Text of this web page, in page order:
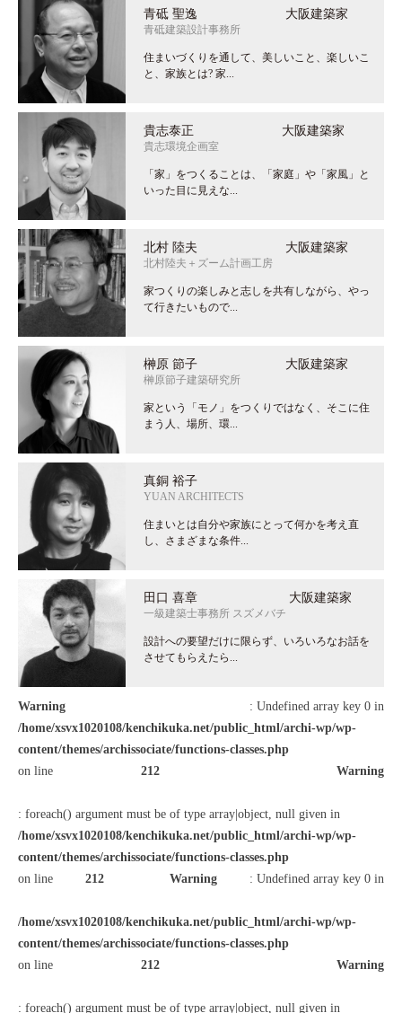
青砥 聖逸 大阪建築家
青砥建築設計事務所
住まいづくりを通して、美しいこと、楽しいこ
と、家族とは? 家...
貴志泰正 大阪建築家
貴志環境企画室
「家」をつくることは、「家庭」や「家風」と
いった目に見えな...
北村 陸夫 大阪建築家
北村陸夫＋ズーム計画工房
家つくりの楽しみと志しを共有しながら、やっ
て行きたいもので...
榊原 節子 大阪建築家
榊原節子建築研究所
家という「モノ」をつくりではなく、そこに住
まう人、場所、環...
真銅 裕子
YUAN ARCHITECTS
住まいとは自分や家族にとって何かを考え直
し、さまざまな条件...
田口 喜章 大阪建築家
一級建築士事務所 スズメバチ
設計への要望だけに限らず、いろいろなお話を
させてもらえたら...
Warning
: Undefined array key 0 in
/home/xsvx1020108/kenchikuka.net/public_html/archi-wp/wp-
content/themes/archissociate/functions-classes.php
on line
212 Warning
: foreach() argument must be of type array|object, null given in
/home/xsvx1020108/kenchikuka.net/public_html/archi-wp/wp-
content/themes/archissociate/functions-classes.php
on line
212 Warning : Undefined array key 0 in
/home/xsvx1020108/kenchikuka.net/public_html/archi-wp/wp-
content/themes/archissociate/functions-classes.php
on line
212 Warning
: foreach() argument must be of type array|object, null given in